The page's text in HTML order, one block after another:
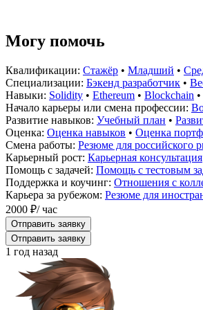
Могу помочь
Квалификации: Стажёр • Младший •
Специализации: Бэкенд разработчик •
Навыки: Solidity • Ethereum • Blockchain •
Начало карьеры или смена профессии:
Развитие навыков: Учебный план •
Оценка: Оценка навыков • Оценка
Смена работы: Резюме для российского
Карьерный рост: Карьерная консультация
Помощь с задачей: Помощь с тестовым
Поддержка и коучинг: Отношения с
Карьера за рубежом: Резюме для
2000 ₽/ час
Отправить заявку
Отправить заявку
1 год назад